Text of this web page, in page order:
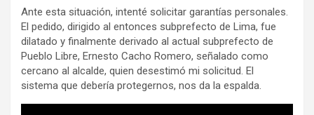
Ante esta situación, intenté solicitar garantías personales.
El pedido, dirigido al entonces subprefecto de Lima, fue
dilatado y finalmente derivado al actual subprefecto de
Pueblo Libre, Ernesto Cacho Romero, señalado como
cercano al alcalde, quien desestimó mi solicitud. El
sistema que debería protegernos, nos da la espalda.